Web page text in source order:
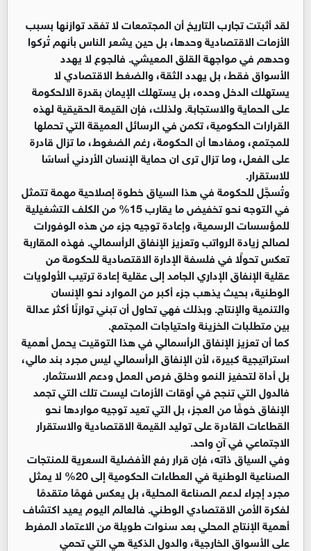
لقد أثبتت تجارب التاريخ أن المجتمعات لا تفقد توازنها بسبب
الأزمات الاقتصادية وحدها، بل حين يشعر الناس بأنهم تُركوا
وحدهم في مواجهة القلق المعيشي. فالجوع لا يهدد
الأسواق فقط، بل يهدد الثقة، والضغط الاقتصادي لا
يستهلك الدخل وحده، بل يستهلك الإيمان بقدرة الالحكومة
على الحماية والاستجابة. ولذلك، فإن القيمة الحقيقية لهذه
القرارات الحكومية، تكمن في الرسائل العميقة التي تحملها
للمجتمع، ومفادها أن الحكومة، رغم الضغوط، ما تزال قادرة
على الفعل، وما تزال ترى ان حماية الإنسان الأردني أساسًا
للاستقرار.
وتُسجَّل للحكومة في هذا السياق خطوة إصلاحية مهمة تتمثل
في التوجه نحو تخفيض ما يقارب 15% من الكلف التشغيلية
للمؤسسات الرسمية، وإعادة توجيه جزء من هذه الوفورات
لصالح زيادة الرواتب وتعزيز الإنفاق الرأسمالي. فهذه المقاربة
تعكس تحولًا في فلسفة الإدارة الاقتصادية للحكومة من
عقلية الإنفاق الإداري الجامد إلى عقلية إعادة ترتيب الأولويات
الوطنية، بحيث يذهب جزء أكبر من الموارد نحو الإنسان
والتنمية والإنتاج. وبذلك فهي تحاول أن تبني توازنًا أكثر عدالة
بين متطلبات الخزينة واحتياجات المجتمع.
كما أن تعزيز الإنفاق الرأسمالي في هذا التوقيت يحمل أهمية
استراتيجية كبيرة، لأن الإنفاق الرأسمالي ليس مجرد بند مالي،
بل أداة لتحفيز النمو وخلق فرص العمل ودعم الاستثمار.
فالدول التي تنجح في أوقات الأزمات ليست تلك التي تجمد
الإنفاق خوفًا من العجز، بل التي تعيد توجيه مواردها نحو
القطاعات القادرة على توليد القيمة الاقتصادية والاستقرار
الاجتماعي في آنٍ واحد.
وفي السياق ذاته، فإن قرار رفع الأفضلية السعرية للمنتجات
الصناعية الوطنية في العطاءات الحكومية إلى 20% لا يمثل
مجرد إجراء لدعم الصناعة المحلية، بل يعكس فهمًا متقدمًا
لفكرة الأمن الاقتصادي الوطني. فالعالم اليوم يعيد اكتشاف
أهمية الإنتاج المحلي بعد سنوات طويلة من الاعتماد المفرط
على الأسواق الخارجية، والدول الذكية هي التي تحمي